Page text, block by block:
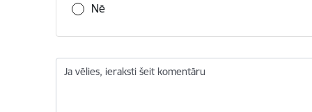
Nē
Ja vēlies, ieraksti šeit komentāru